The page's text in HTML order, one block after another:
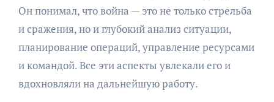
Он понимал, что война — это не только стрельба
и сражения, но и глубокий анализ ситуации,
планирование операций, управление ресурсами
и командой. Все эти аспекты увлекали его и
вдохновляли на дальнейшую работу.